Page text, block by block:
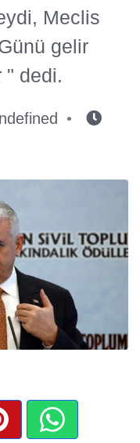
Meclis
gelir
" dedi.